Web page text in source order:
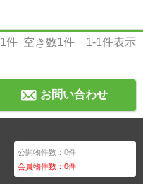
1件 空き数1件 1-1件表示
お問い合わせ
公開物件数：0件
会員物件数：0件